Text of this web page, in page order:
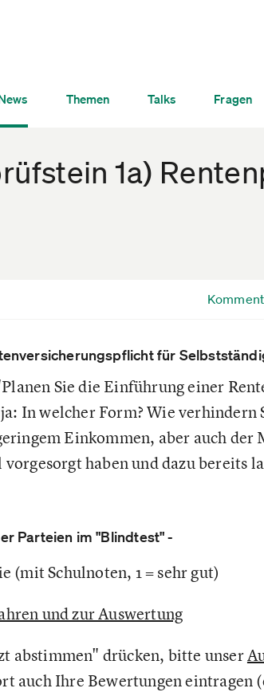
Themen Talks Fragen
1a)
für
Sie die Einführung einer
In welcher Form? Wie
Einkommen, aber auch der
haben und dazu bereits
Parteien im "Blindtest" -
(mit Schulnoten, 1 = sehr gut)
und zur Auswertung
abstimmen" drücken, bitte unser
auch Ihre Bewertungen